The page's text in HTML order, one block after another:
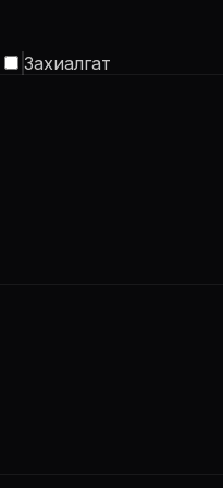
Захиалгат